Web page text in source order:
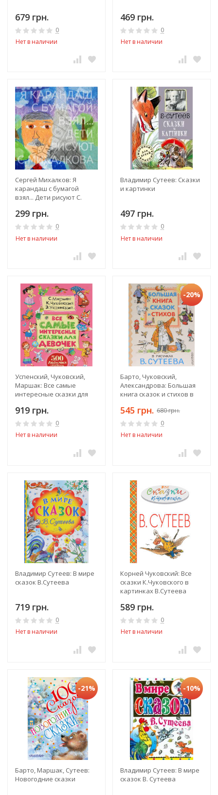
679 грн.
0
Нет в наличии
469 грн.
0
Нет в наличии
Сергей Михалков: Я
карандаш с бумагой
взял... Дети рисуют С.
299 грн.
0
Нет в наличии
Владимир Сутеев: Сказки
и картинки
497 грн.
0
Нет в наличии
Успенский, Чуковский,
Маршак: Все самые
интересные сказки для
919 грн.
0
Нет в наличии
-20%
Барто, Чуковский,
Александрова: Большая
книга сказок и стихов в
545 грн. 680 грн.
0
Нет в наличии
Владимир Сутеев: В мире
сказок В.Сутеева
719 грн.
0
Нет в наличии
Корней Чуковский: Все
сказки К.Чуковского в
картинках В.Сутеева
589 грн.
0
Нет в наличии
-21%
Барто, Маршак, Сутеев:
Новогодние сказки
-10%
Владимир Сутеев: В мире
сказок В. Сутеева